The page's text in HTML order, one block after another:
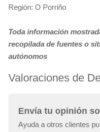
Región: O Porriño
Toda información
recopilada de fuentes o
autónomos
Valoraciones de
Envía tu opinión
Ayuda a otros clientes